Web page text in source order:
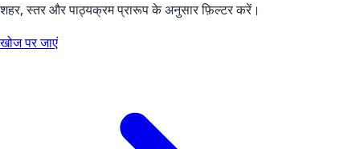
शहर, स्तर और पाठ्यक्रम प्रारूप के अनुसार फ़िल्टर करें।
खोज पर जाएं